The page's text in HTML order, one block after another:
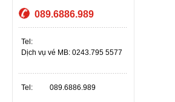
089.6886.989
Tel:
Dịch vụ vé MB: 0243.795 5577
Tel: 089.6886.989